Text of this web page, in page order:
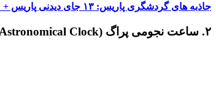
جاذبه های گردشگری پاریس: ۱۳ جای دیدنی پاریس + عکس
۲. ساعت نجومی پراگ (Prague Astronomical Clock)